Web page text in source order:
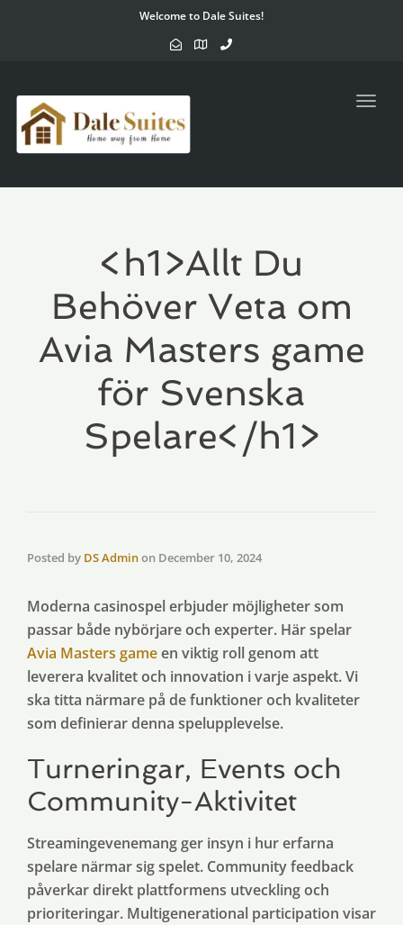
Welcome to Dale Suites!
<h1>Allt Du
Behöver Veta om
Avia Masters game
för Svenska
Spelare</h1>
Posted by DS Adminon December 10, 2024
Moderna casinospel erbjuder möjligheter som
passar både nybörjare och experter. Här spelar
Avia Masters gameen viktig roll genom att
leverera kvalitet och innovation i varje aspekt. Vi
ska titta närmare på de funktioner och kvaliteter
som definierar denna spelupplevelse.
Turneringar, Events och
Community-Aktivitet
Streamingevenemang ger insyn i hur erfarna
spelare närmar sig spelet. Community feedback
påverkar direkt plattformens utveckling och
prioriteringar. Multigenerational participation visar